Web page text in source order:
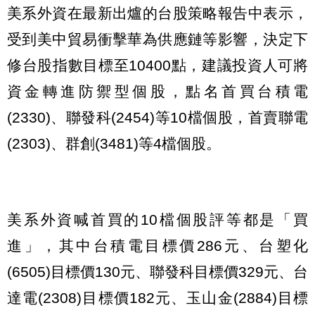
美系外資在最新出爐的台股策略報告中表示，
受到美中貿易衝擊華為供應鏈等影響，決定下
修台股指數目標至10400點，建議投資人可將
資金轉進防禦型個股，點名首買台積電
(2330)、聯發科(2454)等10檔個股，首賣聯電
(2303)、群創(3481)等4檔個股。
美系外資喊首買的10檔個股評等都是「買
進」，其中台積電目標價286元、台塑化
(6505)目標價130元、聯發科目標價329元、台
達電(2308)目標價182元、玉山金(2884)目標